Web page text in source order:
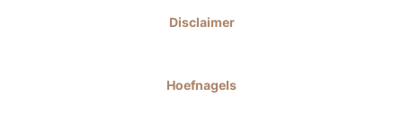
Disclaimer
Hoefnagels